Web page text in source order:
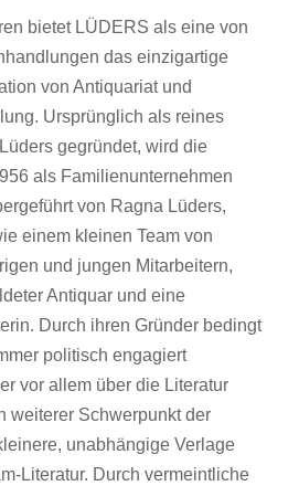
bietet LÜDERS als eine von
das einzigartige
von Antiquariat und
Ursprünglich als reines
gegründet, wird die
als Familienunternehmen
von Ragna Lüders,
einem kleinen Team von
und jungen Mitarbeitern,
Antiquar und eine
Durch ihren Gründer bedingt
politisch engagiert
vor allem über die Literatur
weiterer Schwerpunkt der
unabhängige Verlage
Literatur. Durch vermeintliche